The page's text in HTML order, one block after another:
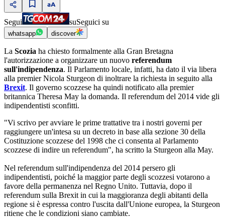
Segui suSeguici su
whatsapp discover
La Scozia ha chiesto formalmente alla Gran Bretagna
l'autorizzazione a organizzare un nuovo referendum
sull'indipendenza. Il Parlamento locale, infatti, ha dato il via libera
alla premier Nicola Sturgeon di inoltrare la richiesta in seguito alla
Brexit. Il governo scozzese ha quindi notificato alla premier
britannica Theresa May la domanda. Il referendum del 2014 vide gli
indipendentisti sconfitti.
"Vi scrivo per avviare le prime trattative tra i nostri governi per
raggiungere un'intesa su un decreto in base alla sezione 30 della
Costituzione scozzese del 1998 che ci consenta al Parlamento
scozzese di indire un referendum", ha scritto la Sturgeon alla May.
Nel referendum sull'indipendenza del 2014 persero gli
indipendentisti, poiché la maggior parte degli scozzesi votarono a
favore della permanenza nel Regno Unito. Tuttavia, dopo il
referendum sulla Brexit in cui la maggioranza degli abitanti della
regione si è espressa contro l'uscita dall'Unione europea, la Sturgeon
ritiene che le condizioni siano cambiate.